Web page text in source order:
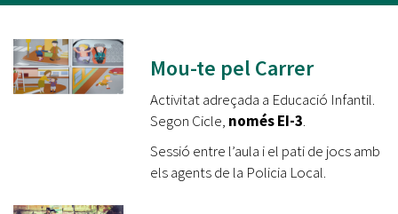
Mou-te pel Carrer
Activitat adreçada a Educació Infantil.
Segon Cicle, només EI-3.
Sessió entre l’aula i el pati de jocs amb
els agents de la Policia Local.